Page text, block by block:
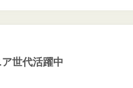
世代活躍中